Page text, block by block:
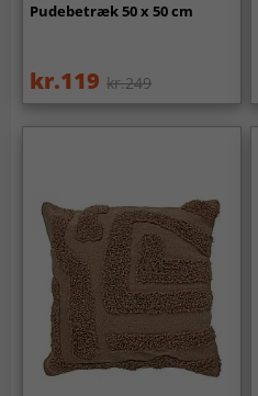
Pudebetræk 50 x 50 cm
kr.119 kr.249